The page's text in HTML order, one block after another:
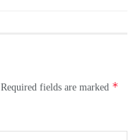
Required fields are marked *